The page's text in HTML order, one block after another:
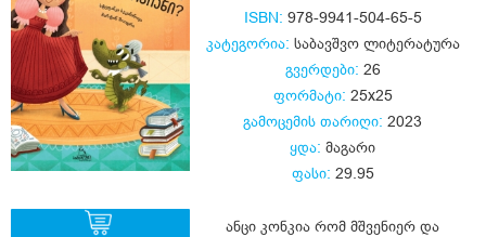
ISBN: 978-9941-504-65-5
კატეგორია: საბავშვო ლიტერატურა
გვერდები: 26
ფორმატი: 25x25
გამოცემის თარიღი: 2023
ყდა: მაგარი
ფასი: 29.95
ანცი კონკია რომ მშვენიერ და